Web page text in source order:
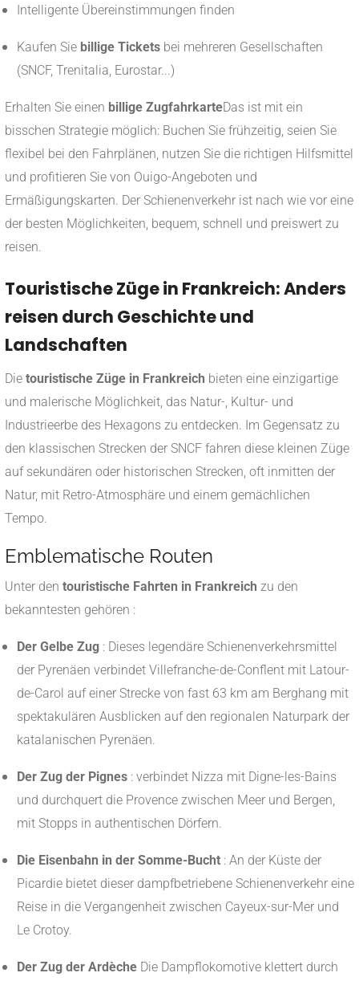
Intelligente Übereinstimmungen finden
Kaufen Sie billige Tickets bei mehreren Gesellschaften
(SNCF, Trenitalia, Eurostar...)
Erhalten Sie einen billige ZugfahrkarteDas ist mit ein
bisschen Strategie möglich: Buchen Sie frühzeitig, seien Sie
flexibel bei den Fahrplänen, nutzen Sie die richtigen Hilfsmittel
und profitieren Sie von Ouigo-Angeboten und
Ermäßigungskarten. Der Schienenverkehr ist nach wie vor eine
der besten Möglichkeiten, bequem, schnell und preiswert zu
reisen.
Touristische Züge in Frankreich: Anders
reisen durch Geschichte und
Landschaften
Die touristische Züge in Frankreich bieten eine einzigartige
und malerische Möglichkeit, das Natur-, Kultur- und
Industrieerbe des Hexagons zu entdecken. Im Gegensatz zu
den klassischen Strecken der SNCF fahren diese kleinen Züge
auf sekundären oder historischen Strecken, oft inmitten der
Natur, mit Retro-Atmosphäre und einem gemächlichen
Tempo.
Emblematische Routen
Unter den touristische Fahrten in Frankreich zu den
bekanntesten gehören :
Der Gelbe Zug : Dieses legendäre Schienenverkehrsmittel
der Pyrenäen verbindet Villefranche-de-Conflent mit Latour-
de-Carol auf einer Strecke von fast 63 km am Berghang mit
spektakulären Ausblicken auf den regionalen Naturpark der
katalanischen Pyrenäen.
Der Zug der Pignes : verbindet Nizza mit Digne-les-Bains
und durchquert die Provence zwischen Meer und Bergen,
mit Stopps in authentischen Dörfern.
Die Eisenbahn in der Somme-Bucht : An der Küste der
Picardie bietet dieser dampfbetriebene Schienenverkehr eine
Reise in die Vergangenheit zwischen Cayeux-sur-Mer und
Le Crotoy.
Der Zug der Ardèche Die Dampflokomotive klettert durch